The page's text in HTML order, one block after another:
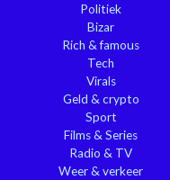
Politiek
Bizar
Rich & famous
Tech
Virals
Geld & crypto
Sport
Films & Series
Radio & TV
Weer & verkeer